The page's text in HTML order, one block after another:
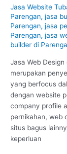
Jasa Website
Parengan,jasa
Parengan,jasa
Parengan,jasa
builder di
Jasa Web
merupakan
yang berfocus
dengan website
company profile
pernikahan, web
situs bagus
keperluan
Parengan
–
Tuban
:
Berkualitas
#1